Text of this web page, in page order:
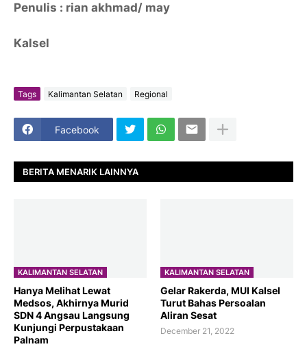
Penulis : rian akhmad/ may
Kalsel
Tags Kalimantan Selatan Regional
Facebook
BERITA MENARIK LAINNYA
KALIMANTAN SELATAN
Hanya Melihat Lewat
Medsos, Akhirnya Murid
SDN 4 Angsau Langsung
Kunjungi Perpustakaan
Palnam
KALIMANTAN SELATAN
Gelar Rakerda, MUI Kalsel
Turut Bahas Persoalan
Aliran Sesat
December 21, 2022